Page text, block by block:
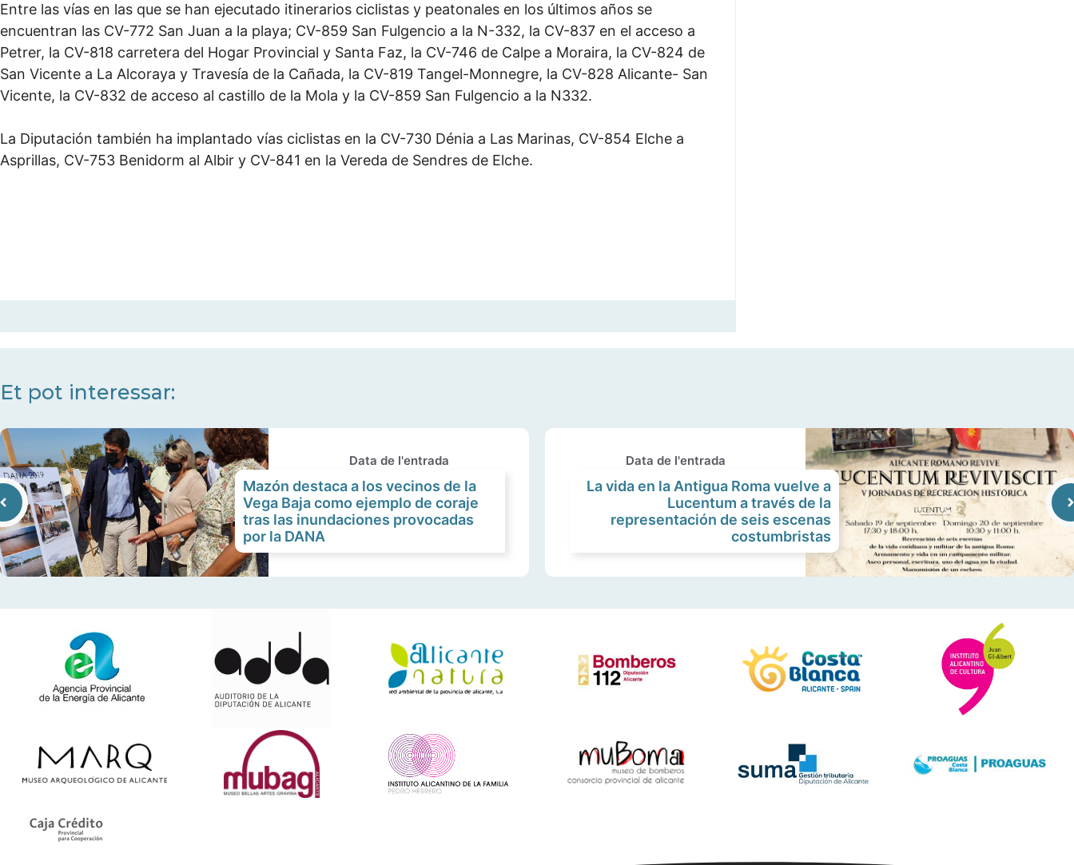
Entre las vías en las que se han ejecutado itinerarios ciclistas y peatonales en los últimos años se
encuentran las CV-772 San Juan a la playa; CV-859 San Fulgencio a la N-332, la CV-837 en el acceso a
Petrer, la CV-818 carretera del Hogar Provincial y Santa Faz, la CV-746 de Calpe a Moraira, la CV-824 de
San Vicente a La Alcoraya y Travesía de la Cañada, la CV-819 Tangel-Monnegre, la CV-828 Alicante- San
Vicente, la CV-832 de acceso al castillo de la Mola y la CV-859 San Fulgencio a la N332.
La Diputación también ha implantado vías ciclistas en la CV-730 Dénia a Las Marinas, CV-854 Elche a
Asprillas, CV-753 Benidorm al Albir y CV-841 en la Vereda de Sendres de Elche.
Et pot interessar:
Data de l'entrada
Mazón destaca a los vecinos de la
Vega Baja como ejemplo de coraje
tras las inundaciones provocadas
por la DANA
Data de l'entrada
La vida en la Antigua Roma vuelve a
Lucentum a través de la
representación de seis escenas
costumbristas